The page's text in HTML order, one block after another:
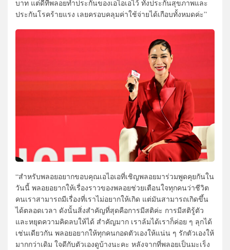
บาท แต่ดีที่พลอยทำประกันของเอไอเอไว้ ทั้งประกันสุขภาพและ
ประกันโรคร้ายแรง เลยครอบคลุมค่าใช้จ่ายได้เกือบทั้งหมดค่ะ”
“สำหรับพลอยอยากขอบคุณเอไอเอที่เชิญพลอยมาร่วมพูดคุยกันใน
วันนี้ พลอยอยากให้เรื่องราวของพลอยช่วยเตือนใจทุกคนว่าชีวิต
คนเราสามารถมีเรื่องที่เราไม่อยากให้เกิด แต่มันสามารถเกิดขึ้น
ได้ตลอดเวลา ดังนั้นสิ่งสำคัญที่สุดคือการมีสติค่ะ การมีสติรู้ตัว
และหยุดความคิดลบให้ได้ สำคัญมาก เราล้มได้เราก็ค่อย ๆ ลุกได้
เช่นเดียวกัน พลอยอยากให้ทุกคนกอดตัวเองให้แน่น ๆ รักตัวเองให้
มากกว่าเดิม ใจดีกับตัวเองดูบ้างนะคะ หลังจากที่พลอยเป็นมะเร็ง